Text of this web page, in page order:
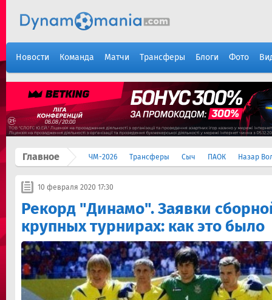
Новости Команда Матчи Трансферы Блоги Фото
Главное ЧМ-2026 Трансферы Сыч ПАОК Назар
10 февраля 2020 17:30
Рекорд "Динамо". Заявки
крупных турнирах: как это было